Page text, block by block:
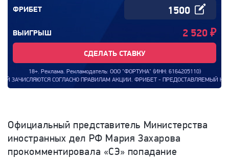
ФРИБЕТ
ВЫИГРЫШ 2 520 ₽
СДЕЛАТЬ СТАВКУ
18+. Реклама. Рекламодатель: ООО "ФОРТУНА" (ИНН: 6164205110)
СОГЛАСНО ПРАВИЛАМ АКЦИИ. ФРИБЕТ - ПРЕДОСТАВЛЯЕМЫЙ
Официальный представитель Министерства
иностранных дел РФ Мария Захарова
прокомментировала «СЭ» попадание